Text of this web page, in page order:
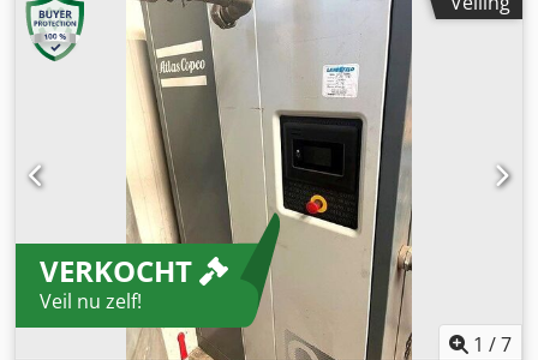
totale breedte:
1.410 mm, totale hoogte: 1.360 mm
vermogen:
36 kW (48,95 pk) , volumestroom:
bedrijfsdruk:7 bar, druk (min.): 4 bar, druk (max.):
geluidsniveau:98 dB, Bouwjaar: 2016, bedrijfsturen:
, volgende keuring (TÜV): 04/2025,
machine-/voertuignummer:
APP418299 , Uitrusting:
veiligheidskeuring
, - Motorkap en carrosserie van slagvast,
robuust polyethyleen - Oploop- en parkeerrem met
automatische omkeerfunctie - Gereedschapshouder -
Keuze uit een DIN-trekoog voor vrachtwagens of een
kogelkoppeling voor auto's, in hoogte verstelbare trekhaak
Volgende drukvattest volgens Richtlijn 87/404/EEG gepland
in mei 2026 Dcodpfx Aotwz Ezjfksk Als u vragen hebt, neem
dan persoonlijk contact met ons op.
VERKOCHT
Veil nu zelf!
1 /7